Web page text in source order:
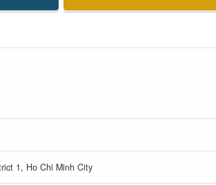
1, Ho Chi Minh City